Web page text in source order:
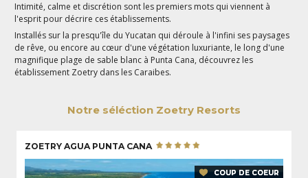
Intimité, calme et discrétion sont les premiers mots qui viennent à
l'esprit pour décrire ces établissements.
Installés sur la presqu'île du Yucatan qui déroule à l'infini ses paysages
de rêve, ou encore au cœur d'une végétation luxuriante, le long d'une
magnifique plage de sable blanc à Punta Cana, découvrez les
établissement Zoetry dans les Caraibes.
Notre séléction Zoetry Resorts
ZOETRY AGUA PUNTA CANA
COUP DE COEUR